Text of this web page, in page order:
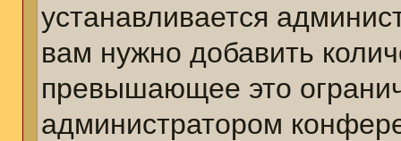
устанавливается
вам нужно добавить
превышающее это
администратором